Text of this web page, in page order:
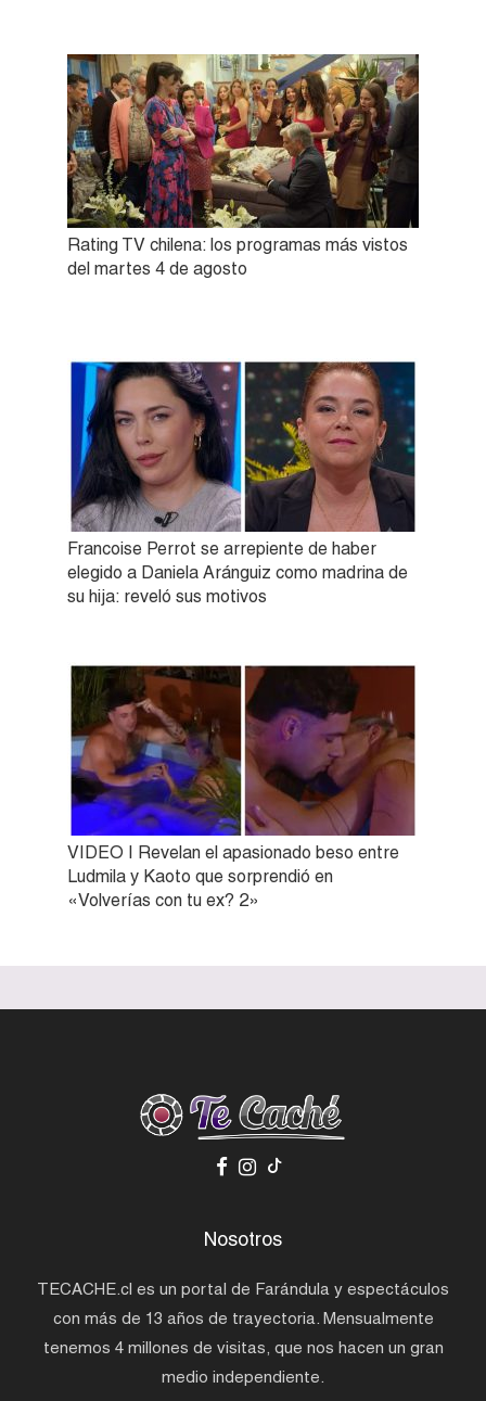
Rating TV chilena: los programas más vistos
del martes 4 de agosto
Francoise Perrot se arrepiente de haber
elegido a Daniela Aránguiz como madrina de
su hija: reveló sus motivos
VIDEO | Revelan el apasionado beso entre
Ludmila y Kaoto que sorprendió en
«Volverías con tu ex? 2»
Nosotros
TECACHE.cl es un portal de Farándula y espectáculos
con más de 13 años de trayectoria. Mensualmente
tenemos 4 millones de visitas, que nos hacen un gran
medio independiente.